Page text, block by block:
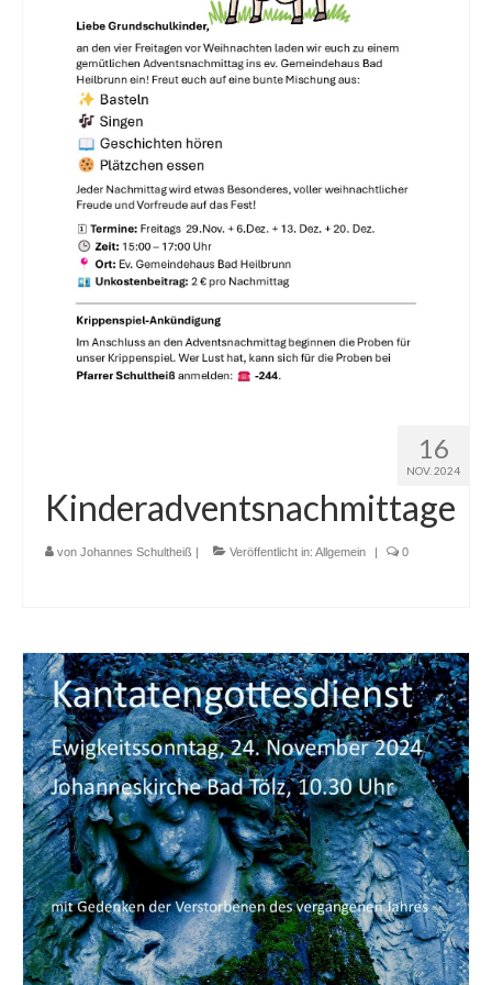
Gruppen und Kreise
AK Fair kaufen
Asyl im Oberland
Alleinerziehende
Dämmerschoppen für Herren
Trauercafé
Nachmittag der Begegnung
Gespräche auf der blauen Couch
Taufe
Trauung
Trauerfeier
Kasualgebühren
Umwelt
Schöpfungsleitlinien
Gemeindebrief
Podcast
16
NOV. 2024
Kinderadventsnachmittage
von Johannes Schultheiß | Veröffentlicht in: Allgemein | 0